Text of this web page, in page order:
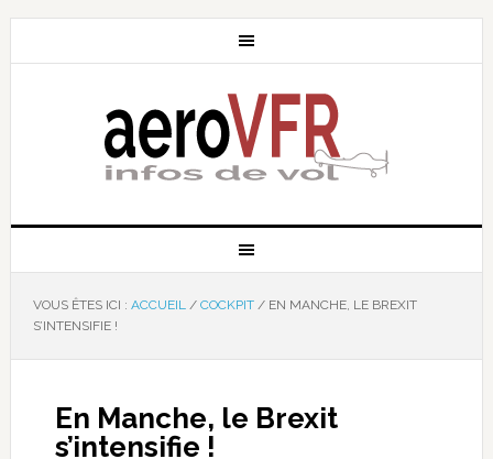
VOUS ÊTES ICI : ACCUEIL / COCKPIT /EN MANCHE, LE BREXIT
S’INTENSIFIE !
En Manche, le Brexit
s’intensifie !